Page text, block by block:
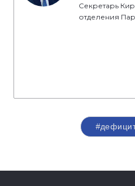
Секретарь
отделения